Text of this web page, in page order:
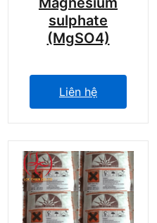
sulphate
(MgSO4)
Liên hệ